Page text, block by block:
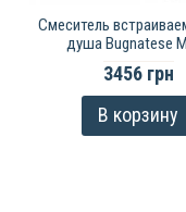
Смеситель
душа Bugnatese
3456 грн
В корзину